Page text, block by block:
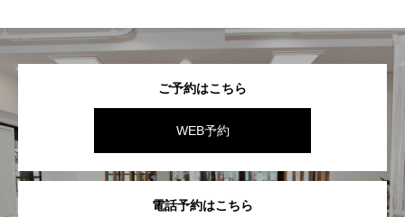
ご予約はこちら
WEB予約
電話予約はこちら